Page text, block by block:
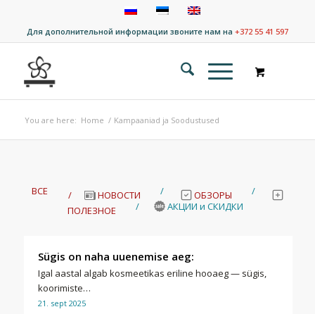
Для дополнительной информации звоните нам на +372 55 41 597
You are here: Home / Kampaaniad ja Soodustused
ВСЕ / НОВОСТИ / ОБЗОРЫ
/
ПОЛЕЗНОЕ
/ АКЦИИ и СКИДКИ
Sügis on naha uuenemise aeg:
Igal aastal algab kosmeetikas eriline hooaeg — sügis,
koorimiste…
21. sept 2025